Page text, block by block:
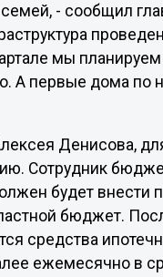
- сообщил
мы планируем
А первые дома
Денисова,
Сотрудник
будет внести
бюджет.
средства
ежемесячно в